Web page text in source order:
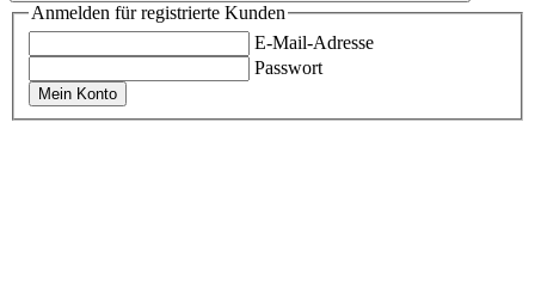
Anmelden für registrierte Kunden
E-Mail-Adresse
Passwort
Mein Konto